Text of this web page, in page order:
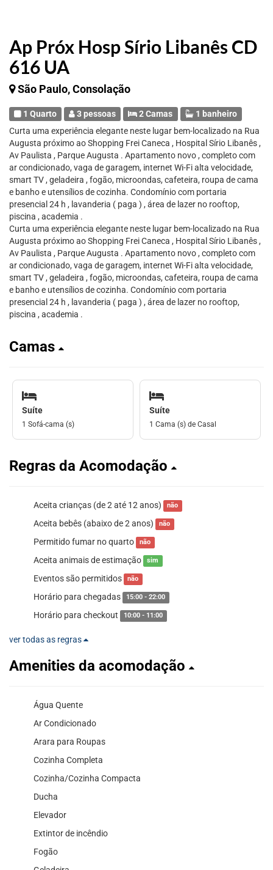
Ap Próx Hosp Sírio Libanês CD
616 UA
São Paulo, Consolação
1 Quarto 3 pessoas 2 Camas
1 banheiro
Curta uma experiência elegante neste lugar bem-localizado na Rua
Augusta próximo ao Shopping Frei Caneca , Hospital Sírio Libanês ,
Av Paulista , Parque Augusta . Apartamento novo , completo com
ar condicionado, vaga de garagem, internet Wi-Fi alta velocidade,
smart TV , geladeira , fogão, microondas, cafeteira, roupa de cama
e banho e utensílios de cozinha. Condomínio com portaria
presencial 24 h , lavanderia ( paga ) , área de lazer no rooftop,
piscina , academia .
Curta uma experiência elegante neste lugar bem-localizado na Rua
Augusta próximo ao Shopping Frei Caneca , Hospital Sírio Libanês ,
Av Paulista , Parque Augusta . Apartamento novo , completo com
ar condicionado, vaga de garagem, internet Wi-Fi alta velocidade,
smart TV , geladeira , fogão, microondas, cafeteira, roupa de cama
e banho e utensílios de cozinha. Condomínio com portaria
presencial 24 h , lavanderia ( paga ) , área de lazer no rooftop,
piscina , academia .
Camas
Suíte
1 Sofá-cama (s)
Suíte
1 Cama (s) de Casal
Regras da Acomodação
Aceita crianças (de 2 até 12 anos) não
Aceita bebês (abaixo de 2 anos) não
Permitido fumar no quarto não
Aceita animais de estimação sim
Eventos são permitidos não
Horário para chegadas 15:00 - 22:00
Horário para checkout 10:00 - 11:00
ver todas as regras
Amenities da acomodação
Água Quente
Ar Condicionado
Arara para Roupas
Cozinha Completa
Cozinha/Cozinha Compacta
Ducha
Elevador
Extintor de incêndio
Fogão